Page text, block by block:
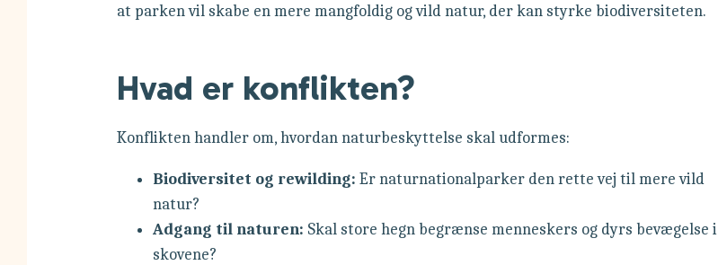
at parken vil skabe en mere mangfoldig og vild natur, der kan styrke biodiversiteten.
Hvad er konflikten?
Konflikten handler om, hvordan naturbeskyttelse skal udformes:
Biodiversitet og rewilding: Er naturnationalparker den rette vej til mere vild
natur?
Adgang til naturen: Skal store hegn begrænse menneskers og dyrs bevægelse i
skovene?